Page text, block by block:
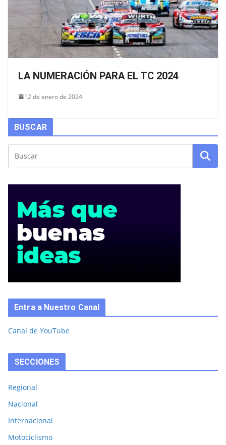
LA NUMERACIÓN PARA EL TC 2024
12 de enero de 2024
BUSCAR
Entra a Nuestro Canal
Canal de YouTube
SECCIONES
Regional
Nacional
Internacional
Motociclismo